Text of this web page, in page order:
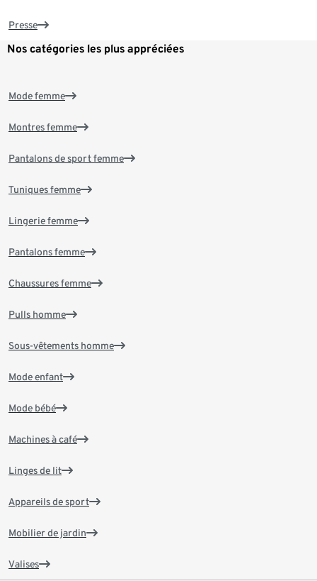
Presse
Nos catégories les plus appréciées
Mode femme
Montres femme
Pantalons de sport femme
Tuniques femme
Lingerie femme
Pantalons femme
Chaussures femme
Pulls homme
Sous-vêtements homme
Mode enfant
Mode bébé
Machines à café
Linges de lit
Appareils de sport
Mobilier de jardin
Valises